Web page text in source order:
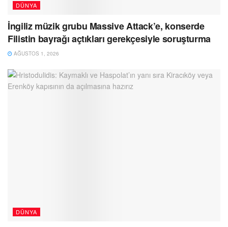
DÜNYA
İngiliz müzik grubu Massive Attack’e, konserde
Filistin bayrağı açtıkları gerekçesiyle soruşturma
AĞUSTOS 1, 2026
DÜNYA